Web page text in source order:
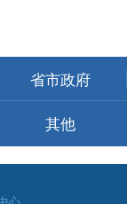
省市政府
其他